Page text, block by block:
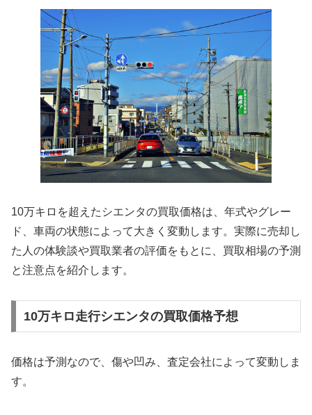
10万キロを超えたシエンタの買取価格は、年式やグレー
ド、車両の状態によって大きく変動します。実際に売却し
た人の体験談や買取業者の評価をもとに、買取相場の予測
と注意点を紹介します。
10万キロ走行シエンタの買取価格予想
価格は予測なので、傷や凹み、査定会社によって変動しま
す。